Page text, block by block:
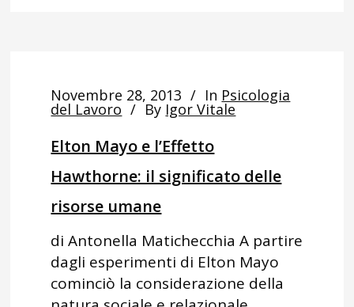
Novembre 28, 2013 In Psicologia
del Lavoro By Igor Vitale
Elton Mayo e l’Effetto
Hawthorne: il significato delle
risorse umane
di Antonella Matichecchia A partire
dagli esperimenti di Elton Mayo
cominciò la considerazione della